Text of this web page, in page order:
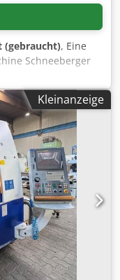
(gebraucht), Eine
Schneeberger
und Kühlblock
15kW, Drehzahl:
Roboter: Fanuc,
X/Y/Z: ca.
9000kg,
Quinto
möglich. Chedszf
Kleinanzeige